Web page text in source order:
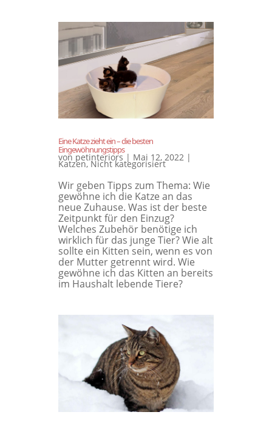
Eine Katze zieht ein – die besten
Eingewöhnungstipps
von petinteriors | Mai 12, 2022 |
Katzen,Nicht kategorisiert
Wir geben Tipps zum Thema: Wie
gewöhne ich die Katze an das
neue Zuhause. Was ist der beste
Zeitpunkt für den Einzug?
Welches Zubehör benötige ich
wirklich für das junge Tier? Wie alt
sollte ein Kitten sein, wenn es von
der Mutter getrennt wird. Wie
gewöhne ich das Kitten an bereits
im Haushalt lebende Tiere?